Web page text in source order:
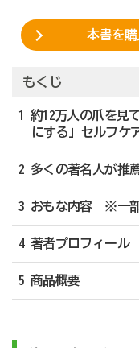
本書を購
もくじ
1 約12万人の爪を見
にする」セルフケ
2 多くの著名人が推
3 おもな内容 ※一
4 著者プロフィール
5 商品概要